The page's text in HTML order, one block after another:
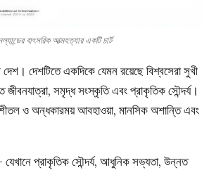
বাৎসরিক আত্মহত্যার একটি চার্ট
দেশ। দেশটিতে একদিকে যেমন রয়েছে বিশ্বসেরা সুখী
জীবনযাত্রা, সমৃদ্ধ সংস্কৃতি এবং প্রাকৃতিক সৌন্দর্য।
ও অন্ধকারময় আবহাওয়া, মানসিক অশান্তি এবং
প্রাকৃতিক সৌন্দর্য, আধুনিক সভ্যতা, উন্নত